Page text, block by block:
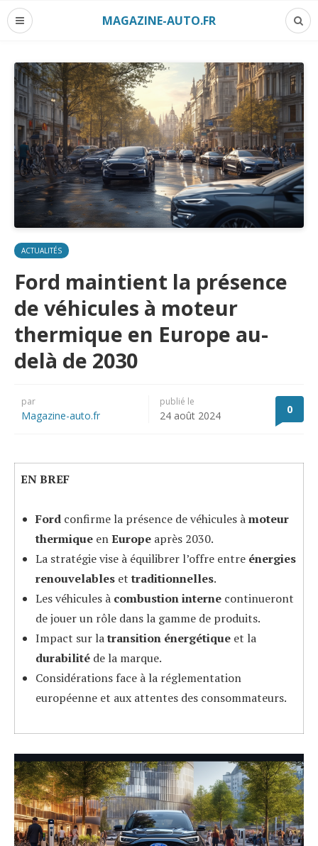
MAGAZINE-AUTO.FR
ACTUALITÉS
Ford maintient la présence
de véhicules à moteur
thermique en Europe au-
delà de 2030
par
Magazine-auto.fr
publié le
24 août 2024 0
EN BREF
Fordconfirme la présence de véhicules àmoteur
thermiqueenEuropeaprès 2030.
La stratégie vise à équilibrer l’offre entre énergies
renouvelablesettraditionnelles.
Les véhicules à combustion internecontinueront
de jouer un rôle dans la gamme de produits.
Impact sur latransition énergétiqueet la
durabilitéde la marque.
Considérations face à la réglementation
européenne et aux attentes des consommateurs.